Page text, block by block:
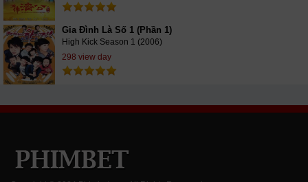
Gia Đình Là Số 1 (Phần 1)
High Kick Season 1 (2006)
298 view day